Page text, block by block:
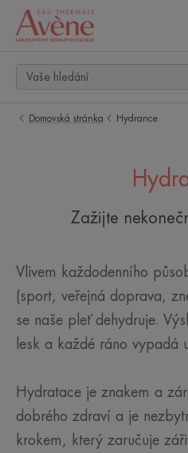
Domovská stránka Hydrance
Zažijte
Vlivem každodenního
(sport, veřejná doprava,
se naše pleť dehydruje.
lesk a každé ráno vypadá
Hydratace je znakem a
dobrého zdraví a je
krokem, který zaručuje